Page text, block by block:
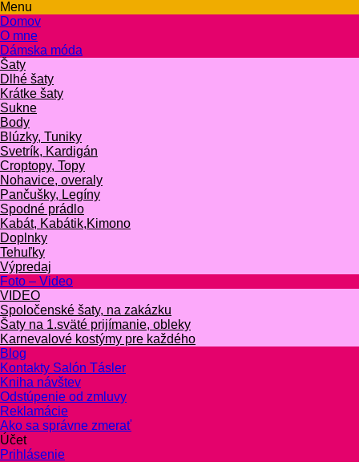
Menu
Domov
O mne
Dámska móda
Šaty
Dlhé šaty
Krátke šaty
Sukne
Body
Blúzky, Tuniky
Svetrík, Kardigán
Croptopy, Topy
Nohavice, overaly
Pančušky, Legíny
Spodné prádlo
Kabát, Kabátik,Kimono
Doplnky
Tehuľky
Výpredaj
Foto – Video
VIDEO
Spoločenské šaty, na zakázku
Šaty na 1.sväté prijímanie, obleky
Karnevalové kostýmy pre každého
Blog
Kontakty Salón Tásler
Kniha návštev
Odstúpenie od zmluvy
Reklamácie
Ako sa správne zmerať
Účet
Prihlásenie